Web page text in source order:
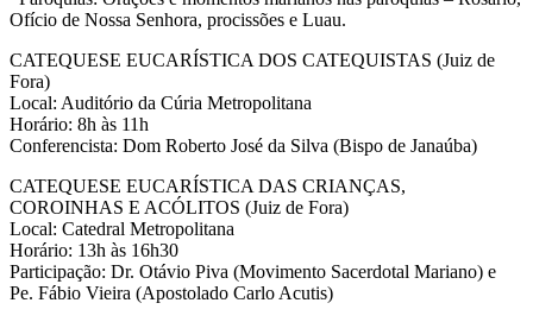
Ofício de Nossa Senhora, procissões e Luau.
CATEQUESE EUCARÍSTICA DOS CATEQUISTAS (Juiz de
Fora)
Local: Auditório da Cúria Metropolitana
Horário: 8h às 11h
Conferencista: Dom Roberto José da Silva (Bispo de Janaúba)
CATEQUESE EUCARÍSTICA DAS CRIANÇAS,
COROINHAS E ACÓLITOS (Juiz de Fora)
Local: Catedral Metropolitana
Horário: 13h às 16h30
Participação: Dr. Otávio Piva (Movimento Sacerdotal Mariano) e
Pe. Fábio Vieira (Apostolado Carlo Acutis)